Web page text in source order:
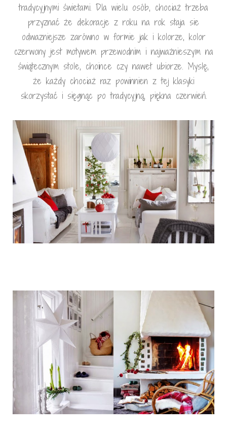
tradycyjnymi świetami. Dla wielu osób, chociaż trzeba
przyznać że dekoracje z roku na rok staja sie
odwazniejsze zarówno w formie jak i kolorze, kolor
czerwony jest motywem przewodnim i najważnieszym na
świątecznym stole, choince czy nawet ubiorze. Myslę,
że każdy chociaż raz powinnien z tej klasyki
skorzystać i sięgnąc po tradycyjną, piękna czerwień.